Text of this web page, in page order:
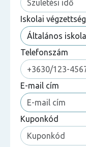
Iskolai végzettség
Telefonszám
E-mail cím
Kuponkód